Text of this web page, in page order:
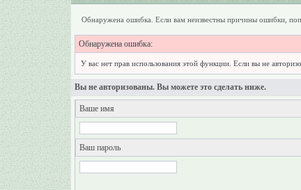
Обнаружена ошибка. Если вам неизвестны причины ошибки,
Обнаружена ошибка:
У вас нет прав использования этой функции. Если вы не
Вы не авторизованы. Вы можете это сделать ниже.
Ваше имя
Ваш пароль